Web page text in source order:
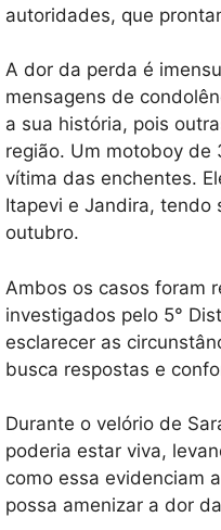
autoridades, que
A dor da perda é
mensagens de
a sua história, pois
região. Um motoboy de
vítima das enchentes.
Itapevi e Jandira, tendo
outubro.
Ambos os casos foram
investigados pelo 5°
esclarecer as
busca respostas e
Durante o velório de
poderia estar viva,
como essa evidenciam
possa amenizar a dor